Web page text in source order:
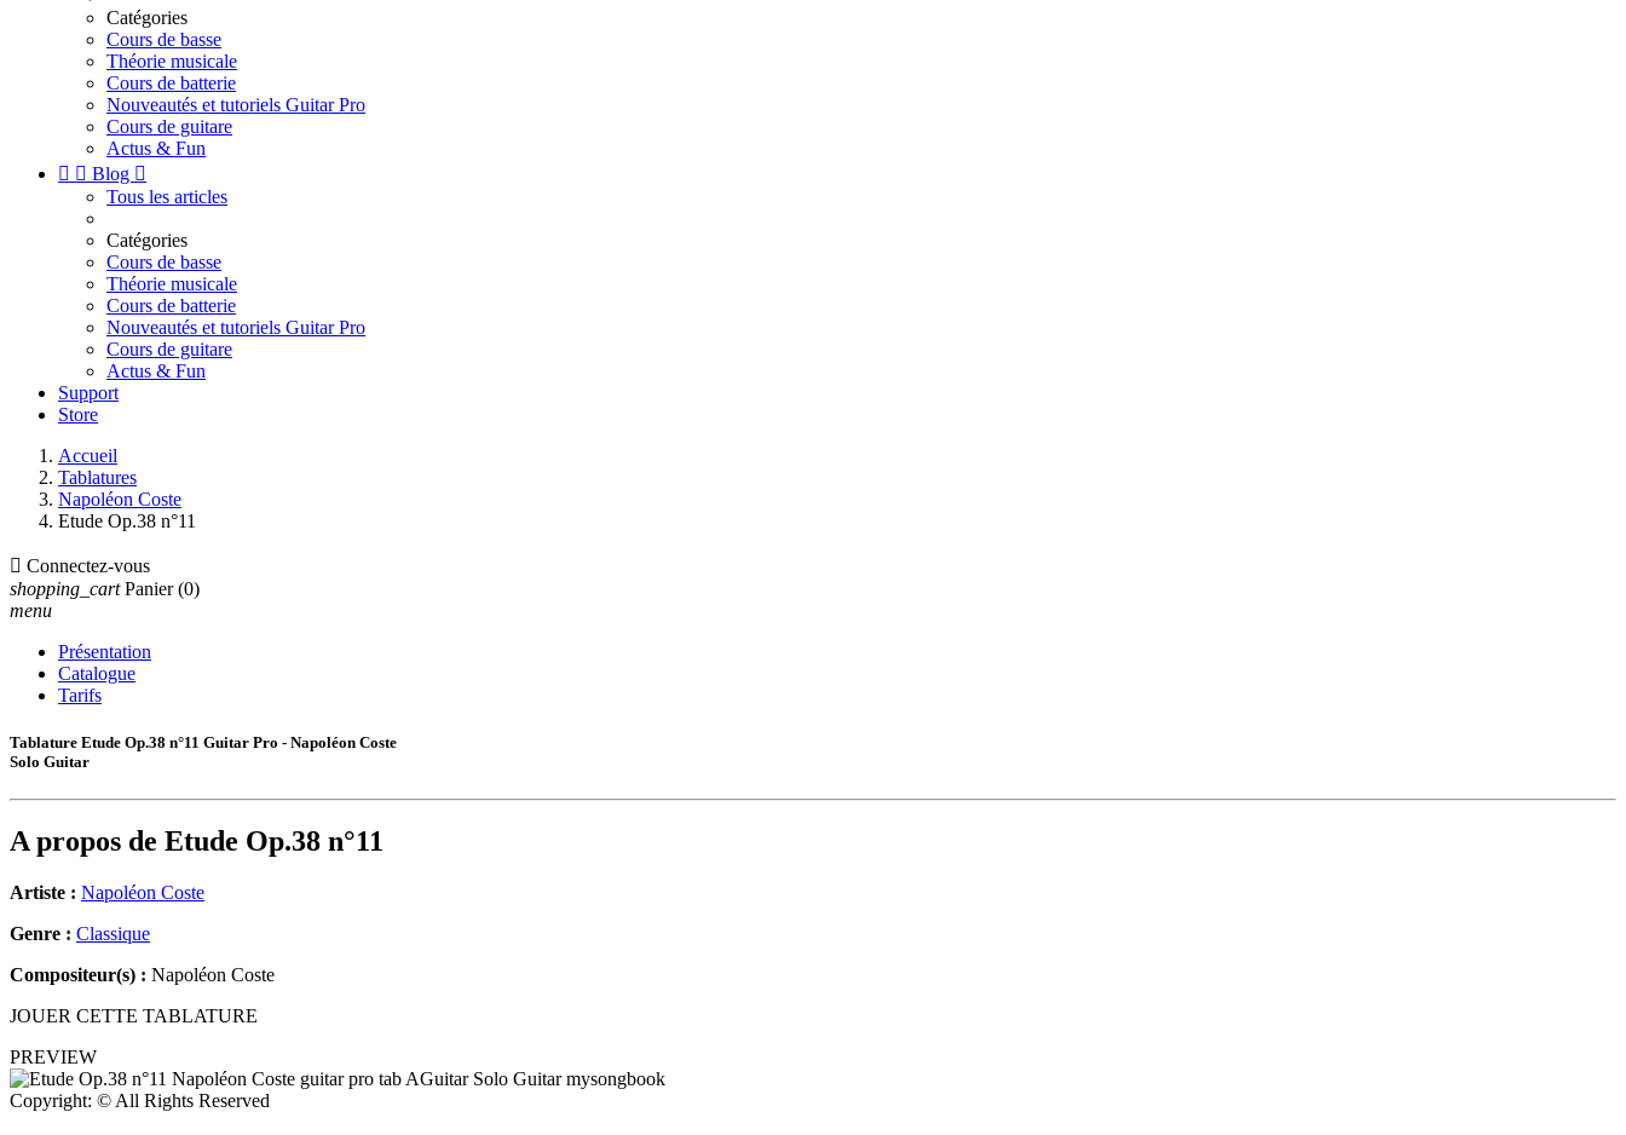
Catégories
Cours de basse
Théorie musicale
Cours de batterie
Nouveautés et tutoriels Guitar Pro
Cours de guitare
Actus & Fun
  Blog 
Tous les articles
Catégories
Cours de basse
Théorie musicale
Cours de batterie
Nouveautés et tutoriels Guitar Pro
Cours de guitare
Actus & Fun
Support
Store
Accueil
Tablatures
Napoléon Coste
Etude Op.38 n°11
 Connectez-vous
shopping_cart Panier (0)
menu
Présentation
Catalogue
Tarifs
Tablature Etude Op.38 n°11 Guitar Pro - Napoléon Coste
Solo Guitar
A propos de Etude Op.38 n°11
Artiste : Napoléon Coste
Genre : Classique
Compositeur(s) : Napoléon Coste
JOUER CETTE TABLATURE
PREVIEW
Copyright: © All Rights Reserved